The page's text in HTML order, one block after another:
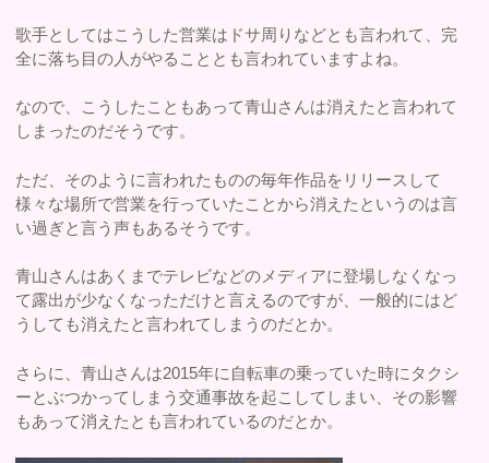
歌手としてはこうした営業はドサ周りなどとも言われて、完
全に落ち目の人がやることとも言われていますよね。
なので、こうしたこともあって青山さんは消えたと言われて
しまったのだそうです。
ただ、そのように言われたものの毎年作品をリリースして
様々な場所で営業を行っていたことから消えたというのは言
い過ぎと言う声もあるそうです。
青山さんはあくまでテレビなどのメディアに登場しなくなっ
て露出が少なくなっただけと言えるのですが、一般的にはど
うしても消えたと言われてしまうのだとか。
さらに、青山さんは2015年に自転車の乗っていた時にタクシ
ーとぶつかってしまう交通事故を起こしてしまい、その影響
もあって消えたとも言われているのだとか。